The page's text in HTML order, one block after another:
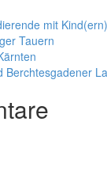
mit Kind(ern)
Tauern
Berchtesgadener